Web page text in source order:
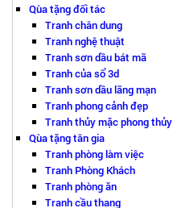
Qùa tặng đối tác
Tranh chân dung
Tranh nghệ thuật
Tranh sơn dầu bát mã
Tranh của sổ 3d
Tranh sơn dầu lãng mạn
Tranh phong cảnh đẹp
Tranh thủy mặc phong thủy
Qùa tặng tân gia
Tranh phòng làm việc
Tranh Phòng Khách
Tranh phòng ăn
Tranh cầu thang